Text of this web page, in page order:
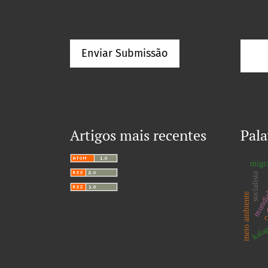
Enviar Submissão
Artigos mais recentes
meio ambiente
socialista